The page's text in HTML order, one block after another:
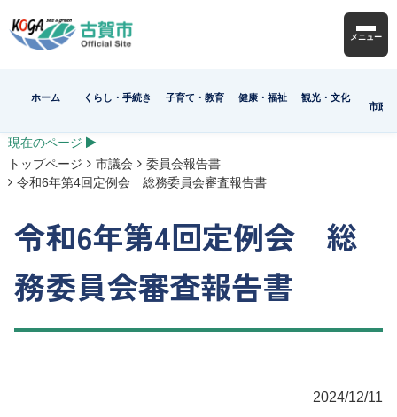
メニュー
ホーム くらし・手続き 子育て・教育 健康・福祉
観光・文化
市政
現在のページ
トップページ
市議会
委員会報告書
令和6年第4回定例会 総務委員会審査報告書
令和6年第4回定例会 総
務委員会審査報告書
2024/12/11